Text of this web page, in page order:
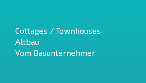
Cottages / Townhouses
Altbau
Vom Bauunternehmer